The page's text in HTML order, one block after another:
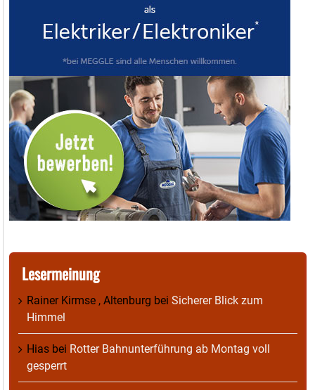
Lesermeinung
Rainer Kirmse , Altenburg bei Sicherer Blick zum
Himmel
Hias bei Rotter Bahnunterführung ab Montag voll
gesperrt